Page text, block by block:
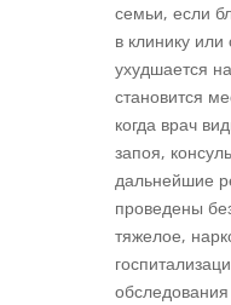
семьи, если
в клинику
ухудшается
становится
когда врач
запоя,
дальнейшие
проведены
тяжелое,